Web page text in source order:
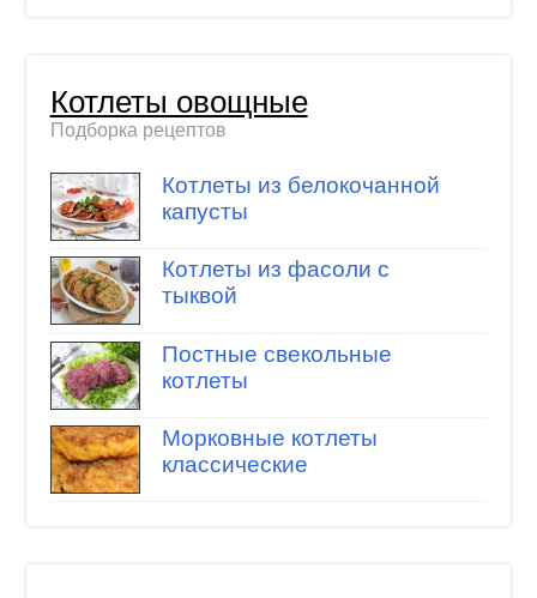
Котлеты овощные
Подборка рецептов
Котлеты из белокочанной
капусты
Котлеты из фасоли с
тыквой
Постные свекольные
котлеты
Морковные котлеты
классические